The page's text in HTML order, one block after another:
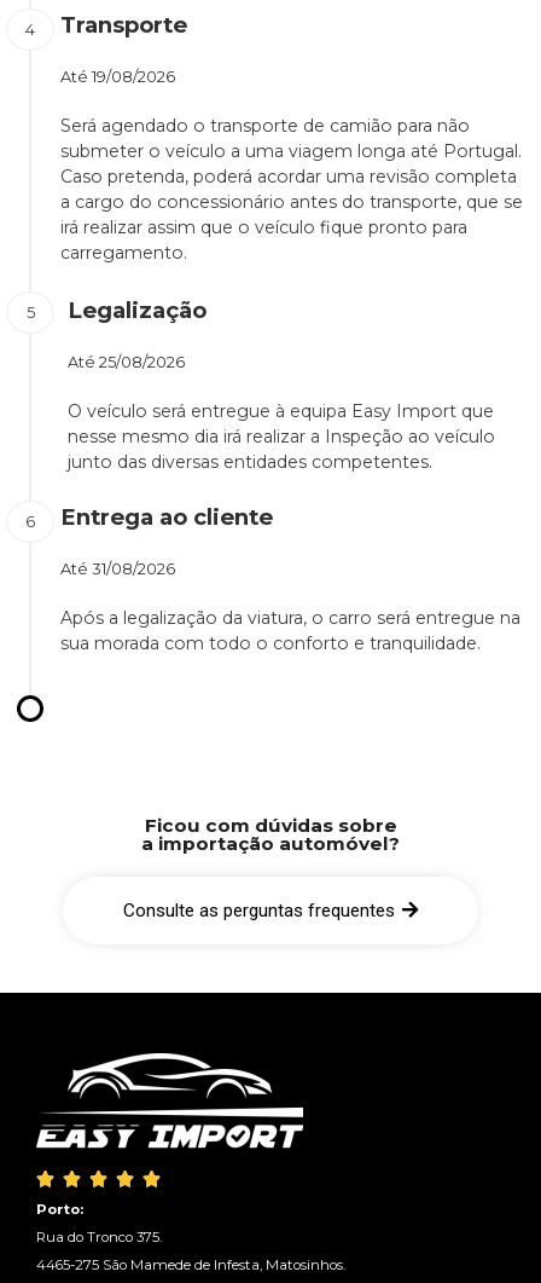
Transporte
Até 19/08/2026
Será agendado o transporte de camião para não
submeter o veículo a uma viagem longa até Portugal.
Caso pretenda, poderá acordar uma revisão completa
a cargo do concessionário antes do transporte, que se
irá realizar assim que o veículo fique pronto para
carregamento.
Legalização
Até 25/08/2026
O veículo será entregue à equipa Easy Import que
nesse mesmo dia irá realizar a Inspeção ao veículo
junto das diversas entidades competentes.
Entrega ao cliente
Até 31/08/2026
Após a legalização da viatura, o carro será entregue na
sua morada com todo o conforto e tranquilidade.
Ficou com dúvidas sobre
a importação automóvel?
Consulte as perguntas frequentes
    
Porto:
Rua do Tronco 375.
4465-275 São Mamede de Infesta, Matosinhos.